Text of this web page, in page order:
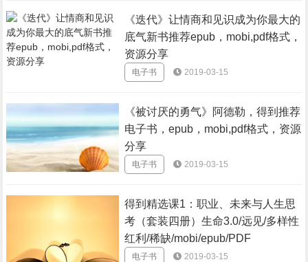
《迭代》让情商和见识成为你最大的
底气新书推荐epub，mobi,pdf格式，
资源分享
电子书 2019-03-15
《被讨厌的勇气》阿德勒，得到推荐
电子书，epub，mobi,pdf格式，资源
分享
电子书 2019-03-15
得到精选课1：职业、未来与人生思
考（套装四册）生命3.0/远见/多样性
红利/稀缺/mobi/epub/PDF
电子书 2019-03-15